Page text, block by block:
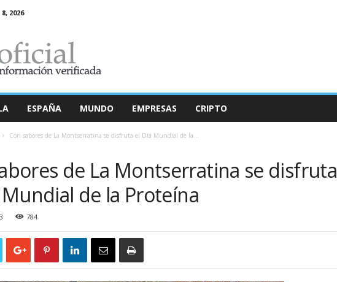
2026
ESPAÑA MUNDO EMPRESAS CRIPTO
Con sabores de La Montserratina se disfruta el Día Mundial de la...
de La Montserratina se disfruta
de la Proteína
784